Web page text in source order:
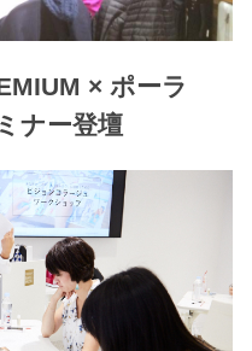
× ポーラ
ナー登壇